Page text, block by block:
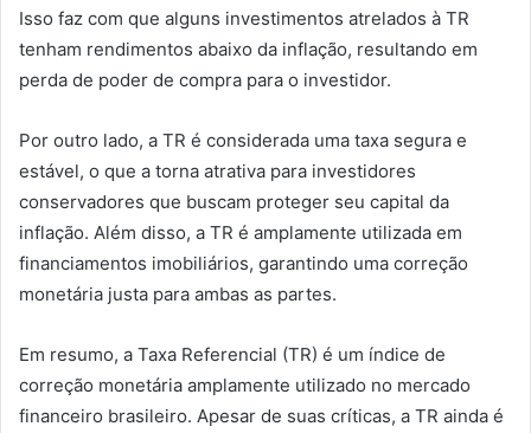
Isso faz com que alguns investimentos atrelados à TR
tenham rendimentos abaixo da inflação, resultando em
perda de poder de compra para o investidor.
Por outro lado, a TR é considerada uma taxa segura e
estável, o que a torna atrativa para investidores
conservadores que buscam proteger seu capital da
inflação. Além disso, a TR é amplamente utilizada em
financiamentos imobiliários, garantindo uma correção
monetária justa para ambas as partes.
Em resumo, a Taxa Referencial (TR) é um índice de
correção monetária amplamente utilizado no mercado
financeiro brasileiro. Apesar de suas críticas, a TR ainda é